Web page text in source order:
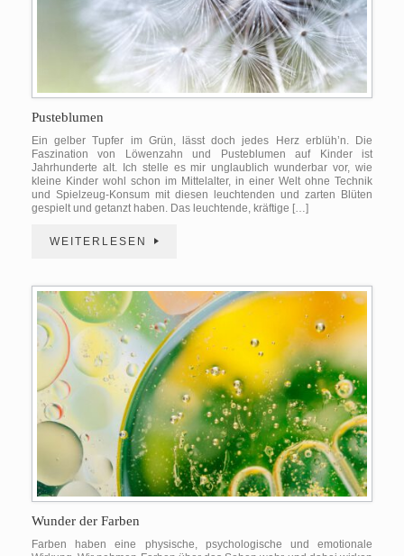
Pusteblumen
Ein gelber Tupfer im Grün, lässt doch jedes Herz erblüh’n. Die
Faszination von Löwenzahn und Pusteblumen auf Kinder ist
Jahrhunderte alt. Ich stelle es mir unglaublich wunderbar vor, wie
kleine Kinder wohl schon im Mittelalter, in einer Welt ohne Technik
und Spielzeug-Konsum mit diesen leuchtenden und zarten Blüten
gespielt und getanzt haben. Das leuchtende, kräftige […]
WEITERLESEN
Wunder der Farben
Farben haben eine physische, psychologische und emotionale